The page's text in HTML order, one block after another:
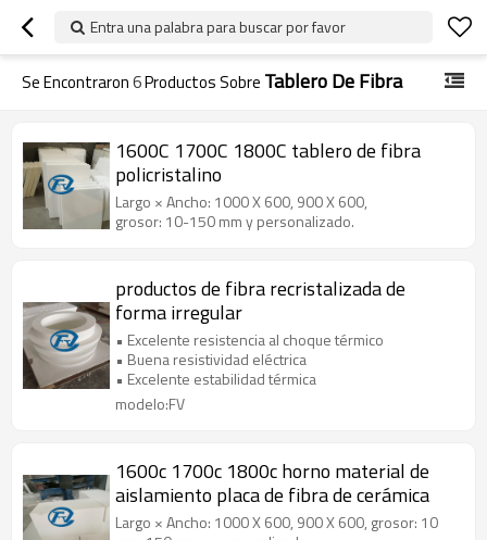
Entra una palabra para buscar por favor
Se Encontraron6Productos Sobre Tablero De Fibra
1600C 1700C 1800C tablero de fibra
policristalino
Largo × Ancho: 1000 X 600, 900 X 600,
grosor: 10-150 mm y personalizado.
productos de fibra recristalizada de
forma irregular
• Excelente resistencia al choque térmico
• Buena resistividad eléctrica
• Excelente estabilidad térmica
modelo:FV
1600c 1700c 1800c horno material de
aislamiento placa de fibra de cerámica
Largo × Ancho: 1000 X 600, 900 X 600, grosor: 10